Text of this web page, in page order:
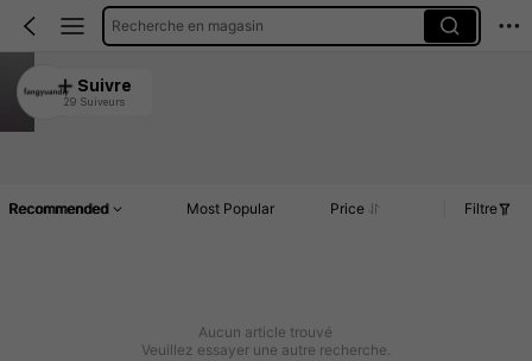
Recherche en magasin
fangyuandiy
4.86
Suivre
29 Suiveurs
Recommended Most Popular Price Filtre
Aucun article trouvé
Veuillez essayer une autre recherche.